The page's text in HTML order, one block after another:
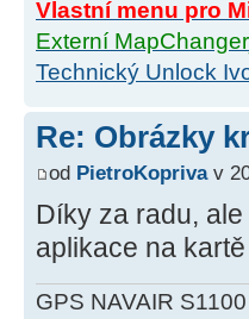
Vlastní menu pro
Externí
Technický Unlock
Re: Obrázky
od PietroKoprivav
Díky za radu,
aplikace na
GPS NAVAIR S1100